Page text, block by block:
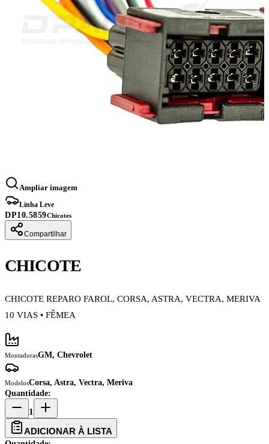
Ampliar imagem
Linha Leve
DP10.5859Chicotes
Compartilhar
CHICOTE
CHICOTE REPARO FAROL, CORSA, ASTRA, VECTRA, MERIVA
10 VIAS • FÊMEA
MontadorasGM, Chevrolet
ModelosCorsa, Astra, Vectra, Meriva
Quantidade:
1
ADICIONAR À LISTA